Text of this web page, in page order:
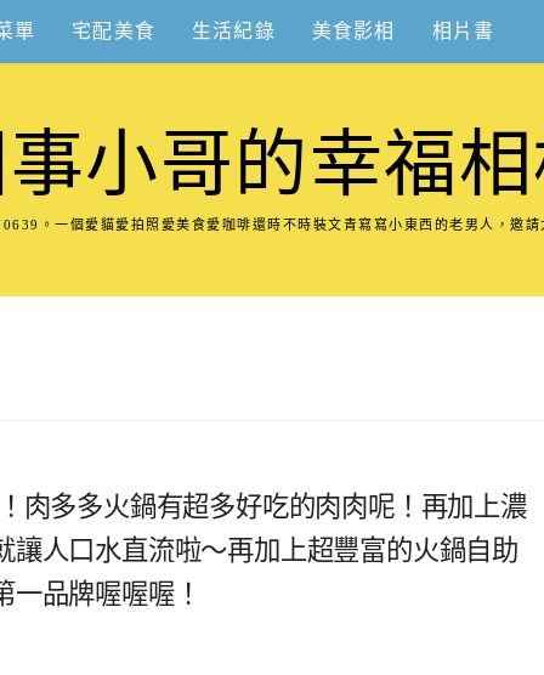
單 宅配美食 生活紀錄 美食影相 相片書
小哥的幸福
。一個愛貓愛拍照愛美食愛咖啡還時不時裝文青寫寫小東西的老男人，邀
肉多多火鍋有超多好吃的肉肉呢！再加上濃
人口水直流啦～再加上超豐富的火鍋自助
品牌喔喔喔！